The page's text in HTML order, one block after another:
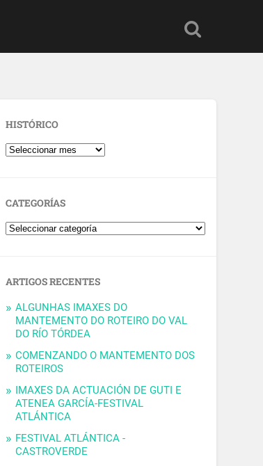
HISTÓRICO
CATEGORÍAS
ARTIGOS RECENTES
ALGUNHAS IMAXES DO
MANTEMENTO DO ROTEIRO DO VAL
DO RÍO TÓRDEA
COMENZANDO O MANTEMENTO DOS
ROTEIROS
IMAXES DA ACTUACIÓN DE GUTI E
ATENEA GARCÍA-FESTIVAL
ATLÁNTICA
FESTIVAL ATLÁNTICA -
CASTROVERDE